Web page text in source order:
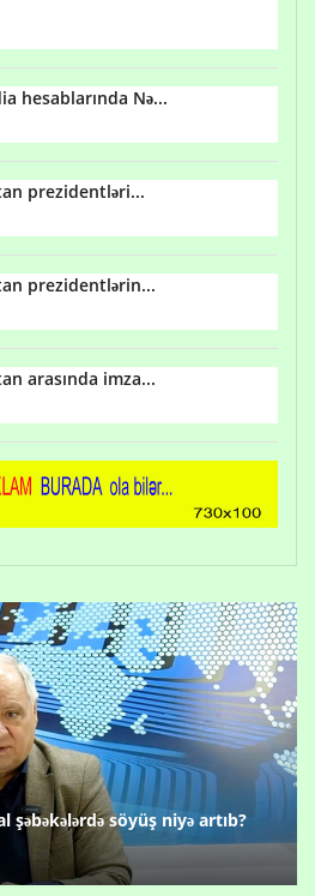
hesablarında Nə...
prezidentləri...
prezidentlərin...
arasında imza...
şəbəkələrdə söyüş niyə artıb?